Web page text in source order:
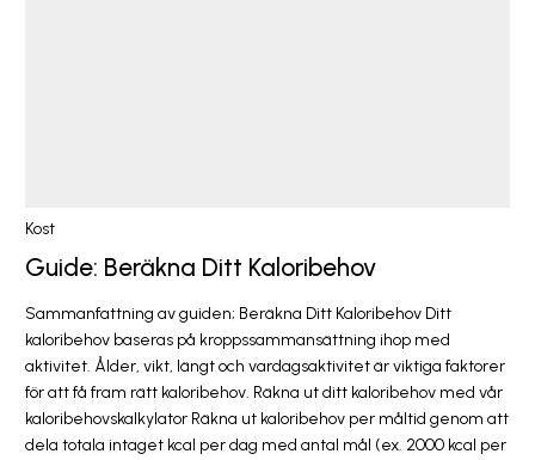
Kost
Guide: Beräkna Ditt Kaloribehov
Sammanfattning av guiden; Beräkna Ditt Kaloribehov Ditt
kaloribehov baseras på kroppssammansättning ihop med
aktivitet. Ålder, vikt, längt och vardagsaktivitet är viktiga faktorer
för att få fram rätt kaloribehov. Räkna ut ditt kaloribehov med vår
kaloribehovskalkylator Räkna ut kaloribehov per måltid genom att
dela totala intaget kcal per dag med antal mål (ex. 2000 kcal per